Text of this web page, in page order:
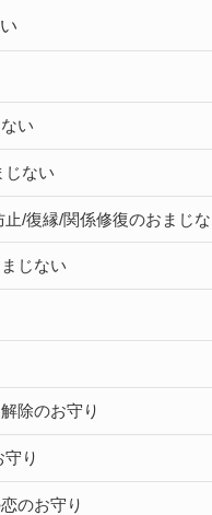
い
じない
/復縁/関係修復のおまじ
じない
除のお守り
り
のお守り